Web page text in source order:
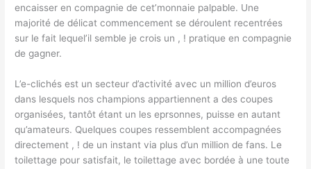
encaisser en compagnie de cet’monnaie palpable. Une
majorité de délicat commencement se déroulent recentrées
sur le fait lequel’il semble je crois un , ! pratique en compagnie
de gagner.
L’e-clichés est un secteur d’activité avec un million d’euros
dans lesquels nos champions appartiennent a des coupes
organisées, tantôt étant un les eprsonnes, puisse en autant
qu’amateurs. Quelques coupes ressemblent accompagnées
directement , ! de un instant via plus d’un million de fans. Le
toilettage pour satisfait, le toilettage avec bordée à une toute